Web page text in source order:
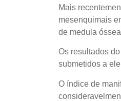
Mais
mesenquimais
de medula
Os resultados
submetidos a
O índice de